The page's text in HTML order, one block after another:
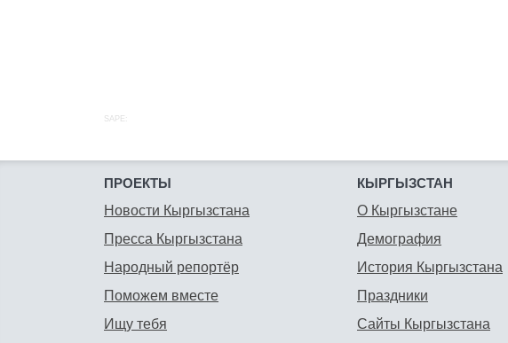
SAPE:
ПРОЕКТЫ
Новости Кыргызстана
Пресса Кыргызстана
Народный репортёр
Поможем вместе
Ищу тебя
КЫРГЫЗСТАН
О Кыргызстане
Демография
История Кыргызстана
Праздники
Сайты Кыргызстана